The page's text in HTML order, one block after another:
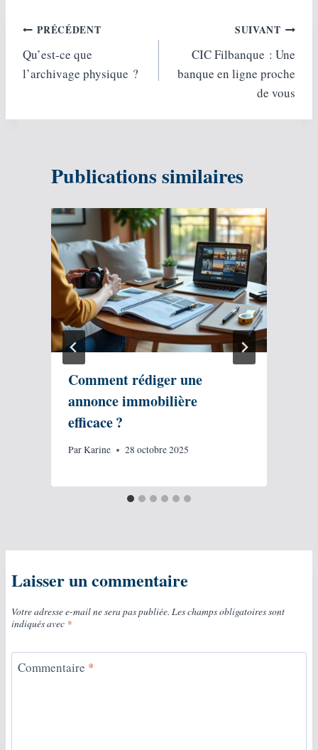
Navigation
de
PRÉCÉDENT
Qu’est-ce que
l’archivage physique ?
SUIVANT
CIC Filbanque : Une
banque en ligne proche
de vous
Publications similaires
Comment rédiger une
annonce immobilière
efficace ?
ParKarine 28 octobre 2025
Laisser un commentaire
Votre adresse e-mail ne sera pas publiée. Les champs obligatoires sont
indiqués avec *
Commentaire *